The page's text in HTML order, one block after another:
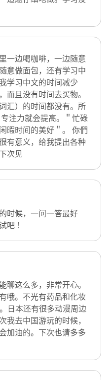
一边喝咖啡，一边随意
意做面包，还有学习中
学习中文的时间减少
而且没有时间去买物。
汇）的时间都没有。所
注力就会提高。＂忙碌
暇时间的美好＂。 你們
有意义，给我提出各种
次见
时候，一问一答最好
吧！
聊这么多，非常开心。
哦。不光有药品和化妆
日本还有很多动漫周边
我去中国游玩的时候，
加油的。下次也请多多